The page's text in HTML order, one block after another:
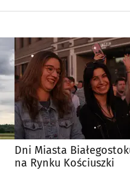
Dni Miasta
na Rynku Kościuszki